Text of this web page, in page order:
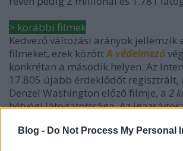
Blog - Do Not Process My Personal
> korábbi filmek
Kedvező változási arányok jellemzik
filmeket, ezek közöttA védelmező
konkrétan a második helyen. Az
17.805 újabb érdeklődőt
Denzel Washington előző filmje, a 2
hétvégi látogatottsága. Az